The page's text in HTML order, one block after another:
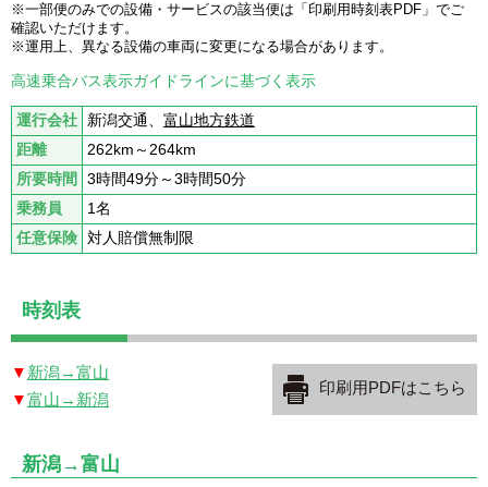
※一部便のみでの設備・サービスの該当便は「印刷用時刻表PDF」でご
確認いただけます。
※運用上、異なる設備の車両に変更になる場合があります。
高速乗合バス表示ガイドラインに基づく表示
運行会社 新潟交通、 富山地方鉄道
距離
262km～264km
所要時間
3時間49分～3時間50分
乗務員
1名
任意保険 対人賠償無制限
時刻表
新潟→富山
富山→新潟
印刷用PDFはこちら
新潟→富山